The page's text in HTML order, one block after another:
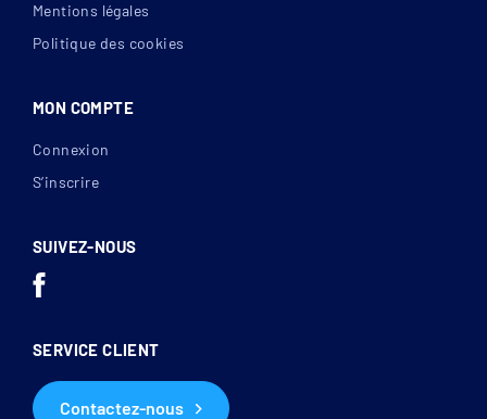
Mentions légales
Politique des cookies
MON COMPTE
Connexion
S’inscrire
SUIVEZ-NOUS
SERVICE CLIENT
Contactez-nous